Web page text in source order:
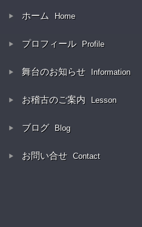
ホーム Home
プロフィール Profile
舞台のお知らせ Information
お稽古のご案内 Lesson
ブログ Blog
お問い合せ Contact